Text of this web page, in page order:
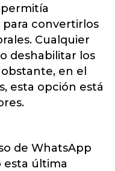
para convertirlos
Cualquier
deshabilitar los
en el
esta opción está
de WhatsApp
esta última